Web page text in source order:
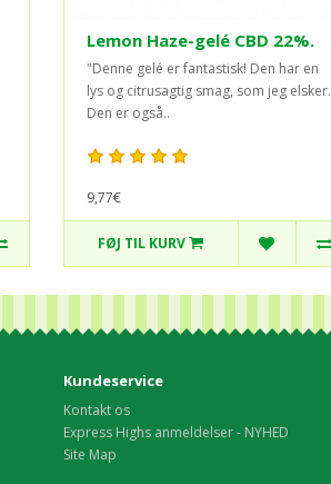
Lemon Haze-gelé CBD 22%.
"Denne gelé er fantastisk! Den har en
lys og citrusagtig smag, som jeg elsker.
Den er også..
9,77€
FØJ TIL KURV
Kundeservice
Kontakt os
Express Highs anmeldelser - NYHED
Site Map